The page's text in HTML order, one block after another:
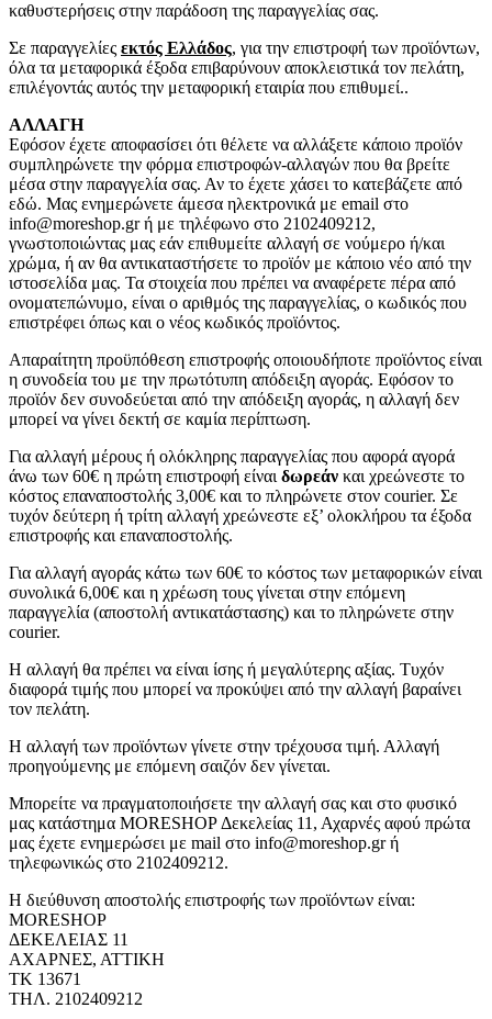
καθυστερήσεις στην παράδοση της παραγγελίας σας.
Σε παραγγελίες εκτός Ελλάδος, για την επιστροφή των προϊόντων,
όλα τα μεταφορικά έξοδα επιβαρύνουν αποκλειστικά τον πελάτη,
επιλέγοντάς αυτός την μεταφορική εταιρία που επιθυμεί..
ΑΛΛΑΓΗ
Εφόσον έχετε αποφασίσει ότι θέλετε να αλλάξετε κάποιο προϊόν
συμπληρώνετε την φόρμα επιστροφών-αλλαγών που θα βρείτε
μέσα στην παραγγελία σας. Αν το έχετε χάσει το κατεβάζετε από
εδώ. Μας ενημερώνετε άμεσα ηλεκτρονικά με email στο
info@moreshop.gr ή με τηλέφωνο στο 2102409212,
γνωστοποιώντας μας εάν επιθυμείτε αλλαγή σε νούμερο ή/και
χρώμα, ή αν θα αντικαταστήσετε το προϊόν με κάποιο νέο από την
ιστοσελίδα μας. Τα στοιχεία που πρέπει να αναφέρετε πέρα από
ονοματεπώνυμο, είναι ο αριθμός της παραγγελίας, ο κωδικός που
επιστρέφει όπως και ο νέος κωδικός προϊόντος.
Απαραίτητη προϋπόθεση επιστροφής οποιουδήποτε προϊόντος είναι
η συνοδεία του με την πρωτότυπη απόδειξη αγοράς. Εφόσον το
προϊόν δεν συνοδεύεται από την απόδειξη αγοράς, η αλλαγή δεν
μπορεί να γίνει δεκτή σε καμία περίπτωση.
Για αλλαγή μέρους ή ολόκληρης παραγγελίας που αφορά αγορά
άνω των 60€ η πρώτη επιστροφή είναιδωρεάν και χρεώνεστε το
κόστος επαναποστολής 3,00€ και το πληρώνετε στον courier. Σε
τυχόν δεύτερη ή τρίτη αλλαγή χρεώνεστε εξ’ ολοκλήρου τα έξοδα
επιστροφής και επαναποστολής.
Για αλλαγή αγοράς κάτω των 60€ το κόστος των μεταφορικών είναι
συνολικά 6,00€ και η χρέωση τους γίνεται στην επόμενη
παραγγελία (αποστολή αντικατάστασης) και το πληρώνετε στην
courier.
Η αλλαγή θα πρέπει να είναι ίσης ή μεγαλύτερης αξίας. Τυχόν
διαφορά τιμής που μπορεί να προκύψει από την αλλαγή βαραίνει
τον πελάτη.
Η αλλαγή των προϊόντων γίνετε στην τρέχουσα τιμή. Αλλαγή
προηγούμενης με επόμενη σαιζόν δεν γίνεται.
Μπορείτε να πραγματοποιήσετε την αλλαγή σας και στο φυσικό
μας κατάστημα MORESHOP Δεκελείας 11, Αχαρνές αφού πρώτα
μας έχετε ενημερώσει με mail στο info@moreshop.gr ή
τηλεφωνικώς στο 2102409212.
Η διεύθυνση αποστολής επιστροφής των προϊόντων είναι:
MORESHOP
ΔΕΚΕΛΕΙΑΣ 11
ΑΧΑΡΝΕΣ, ΑΤΤΙΚΗ
ΤΚ 13671
ΤΗΛ. 2102409212